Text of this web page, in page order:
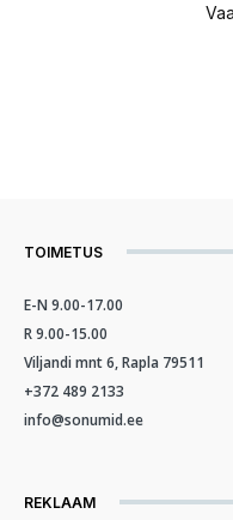
TOIMETUS
E-N 9.00-17.00
R 9.00-15.00
Viljandi mnt 6, Rapla 79511
+372 489 2133
info@sonumid.ee
REKLAAM